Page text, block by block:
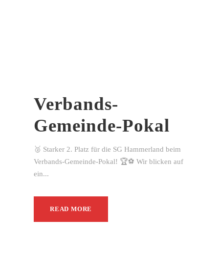
Verbands-
Gemeinde-Pokal
🥈 Starker 2. Platz für die SG Hammerland beim
Verbands-Gemeinde-Pokal! 🏆⚽ Wir blicken auf
ein...
READ MORE